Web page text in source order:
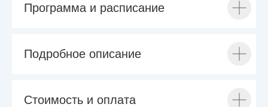
Программа и расписание
Подробное описание
Стоимость и оплата